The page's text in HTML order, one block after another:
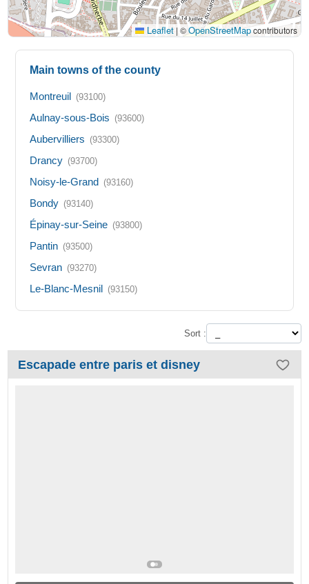
Leaflet | ©OpenStreetMapcontributors
Main towns of the county
Montreuil (93100)
Aulnay-sous-Bois (93600)
Aubervilliers (93300)
Drancy (93700)
Noisy-le-Grand (93160)
Bondy (93140)
Épinay-sur-Seine (93800)
Pantin (93500)
Sevran (93270)
Le-Blanc-Mesnil (93150)
Sort :
Escapade entre paris et disney